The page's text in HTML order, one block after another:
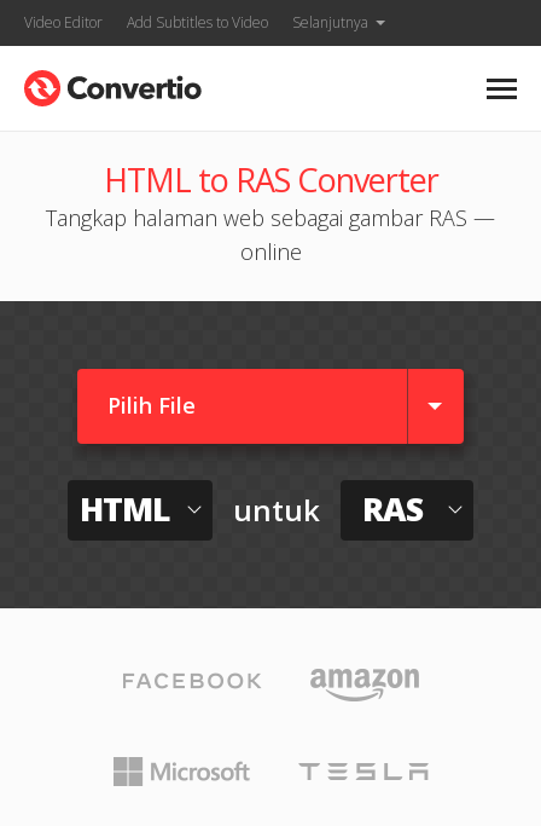
Video Editor Add Subtitles to Video Selanjutnya
HTML to RAS Converter
Tangkap halaman web sebagai gambar RAS —
online
Pilih File
HTML untuk RAS